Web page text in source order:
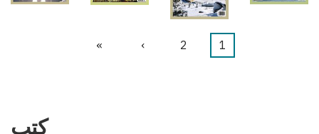
Pagination
Current
1 الصفحة
2
Next›
Last
»
كتب